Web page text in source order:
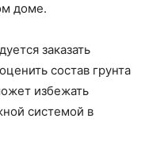
доме.
заказать
состав грунта
избежать
системой в